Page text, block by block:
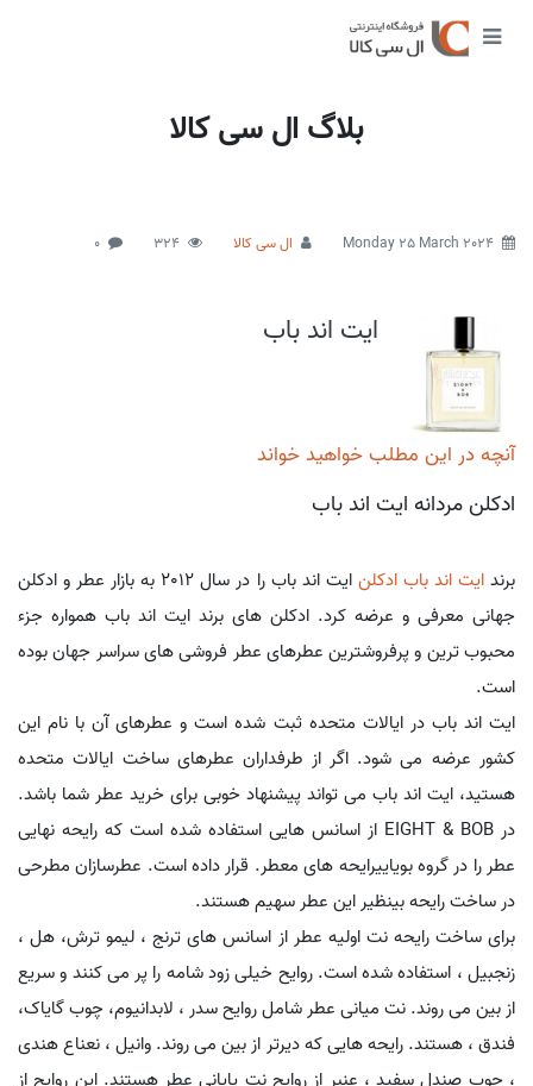
بلاگ ال سی کالا
Monday 25 March 2024 ال سی کالا 324
0
ایت اند باب
آنچه در این مطلب خواهید خواند
ادکلن مردانه ایت اند باب
برندایت اند باب ادکلن
ایت اند باب را در سال 2012 به بازار عطر و ادکلن
جهانی معرفی و عرضه کرد. ادکلن های برند ایت اند باب همواره جزء
محبوب ترین و پرفروشترین عطرهای عطر فروشی های سراسر جهان بوده
است.
ایت اند باب در ایالات متحده ثبت شده است و عطرهای آن با نام این
کشور عرضه می شود. اگر از طرفداران عطرهای ساخت ایالات متحده
هستید، ایت اند باب می تواند پیشنهاد خوبی برای خرید عطر شما باشد.
در EIGHT & BOB از اسانس هایی استفاده شده است که رایحه نهایی
عطر را در گروه بویاییرایحه های معطر. قرار داده است. عطرسازان مطرحی
در ساخت رایحه بینظیر این عطر سهیم هستند.
برای ساخت رایحه نت اولیه عطر از اسانس های ترنج ، لیمو ترش، هل ،
زنجبیل ، استفاده شده است. روایح خیلی زود شامه را پر می کنند و سریع
از بین می روند. نت میانی عطر شامل روایح سدر ، لابدانیوم، چوب گایاک،
فندق ، هستند. رایحه هایی که دیرتر از بین می روند. وانیل ، نعناع هندی
، چوب صندل سفید ، عنبر از روایح نت پایانی عطر هستند. این روایح از